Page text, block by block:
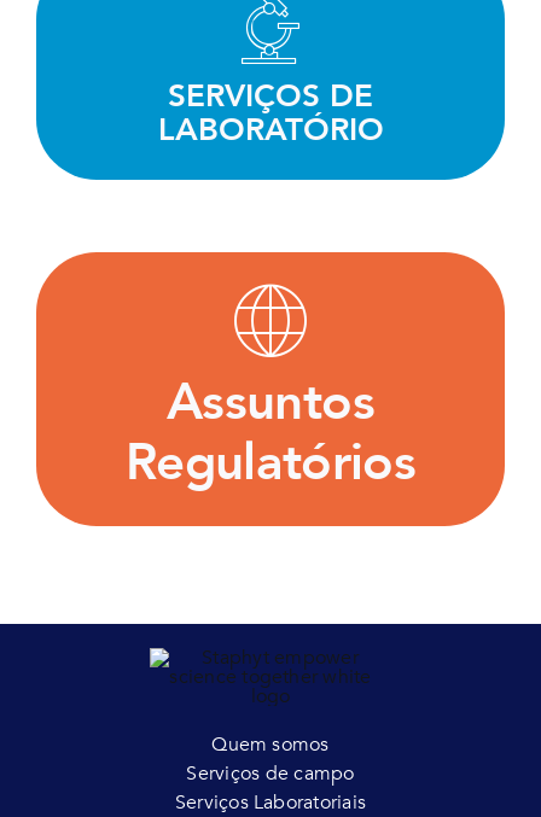
SERVIÇOS DE
LABORATÓRIO
Realizamos testes, triagens e avaliações de
forma eficiente graças à nossa vasta
experiência e equipamentos de última
geração.
Assuntos
Regulatórios
Trabalhamos em parceria com nossos clientes
para definir a melhor estratégia regulatória e
lançar seus produtos no mercado com sucesso.
SAIBA MAI
Quem somos
Serviços de campo
Serviços Laboratoriais